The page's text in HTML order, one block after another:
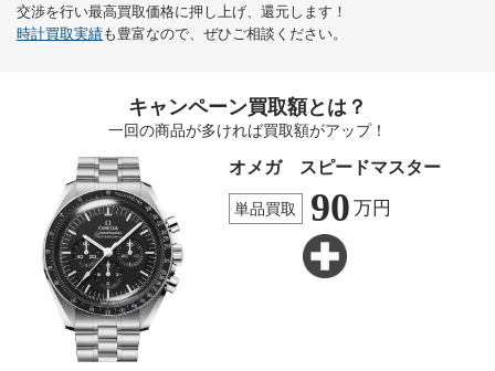
交渉を行い最高買取価格に押し上げ、還元します！
時計買取実績も豊富なので、ぜひご相談ください。
キャンペーン買取額とは？
一回の商品が多ければ買取額がアップ！
オメガ スピードマスター
単品買取 90 万円